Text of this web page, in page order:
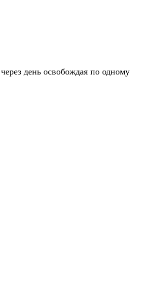
день освобождая по одному